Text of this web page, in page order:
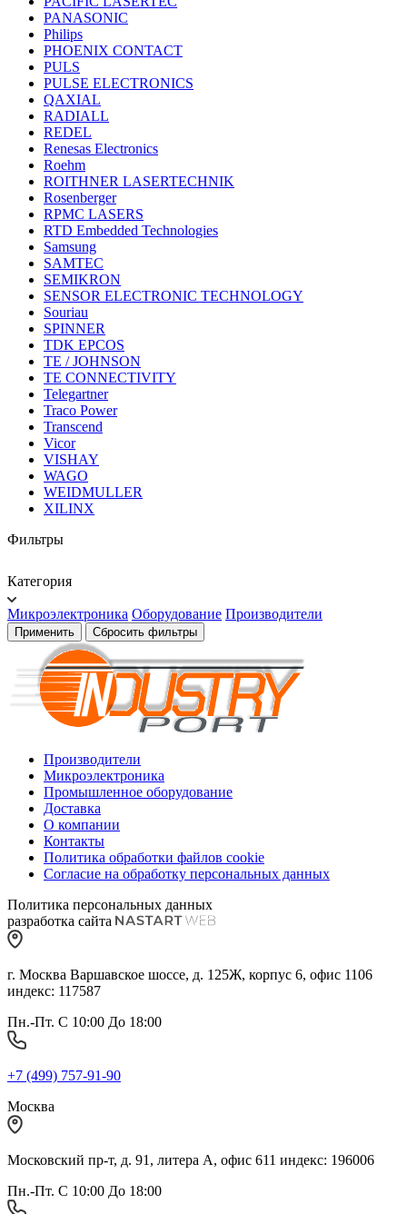
PANASONIC
Philips
PHOENIX CONTACT
PULS
PULSE ELECTRONICS
QAXIAL
RADIALL
REDEL
Renesas Electronics
Roehm
ROITHNER LASERTECHNIK
Rosenberger
RPMC LASERS
RTD Embedded Technologies
Samsung
SAMTEC
SEMIKRON
SENSOR ELECTRONIC TECHNOLOGY
Souriau
SPINNER
TDK EPCOS
TE / JOHNSON
TE CONNECTIVITY
Telegartner
Traco Power
Transcend
Vicor
VISHAY
WAGO
WEIDMULLER
XILINX
Фильтры
Категория
Микроэлектроника Оборудование Производители
Применить Сбросить фильтры
Производители
Микроэлектроника
Промышленное оборудование
Доставка
О компании
Контакты
Политика обработки файлов cookie
Согласие на обработку персональных данных
Политика персональных данных
разработка сайта
г. Москва Варшавское шоссе, д. 125Ж, корпус 6, офис 1106
индекс: 117587
Пн.-Пт. С 10:00 До 18:00
+7 (499) 757-91-90
Москва
Московский пр-т, д. 91, литера А, офис 611 индекс: 196006
Пн.-Пт. С 10:00 До 18:00